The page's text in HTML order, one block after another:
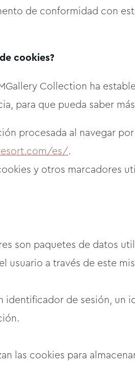
de conformidad con
cookies?
Collection ha
para que pueda saber
procesada al navegar por
es/.
y otros marcadores
son paquetes de datos
usuario a través de este
identificador de sesión, un
las cookies para